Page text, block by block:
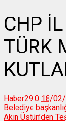
CHP
TÜRK
Haber29 0 18/02/
Belediye
Akın Üstün’den